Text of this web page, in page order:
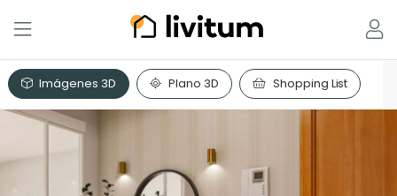
Imágenes 3D Plano 3D Shopping List